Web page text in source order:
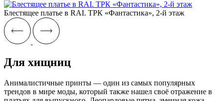
Блестящее платье в RAI. ТРК «Фантастика», 2-й этаж
Для хищниц
Анималистичные принты — один из самых популярных
трендов в мире моды, который также нашел своё отражение в